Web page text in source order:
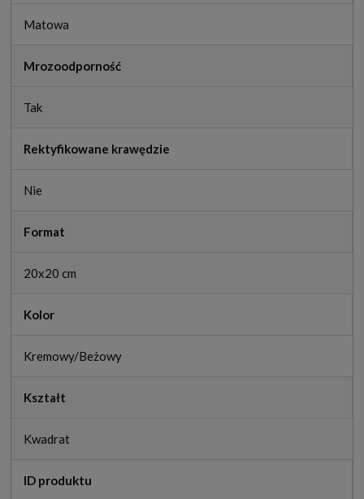
Matowa
Mrozoodporność
Tak
Rektyfikowane krawędzie
Nie
Format
20x20 cm
Kolor
Kremowy/Beżowy
Kształt
Kwadrat
ID produktu